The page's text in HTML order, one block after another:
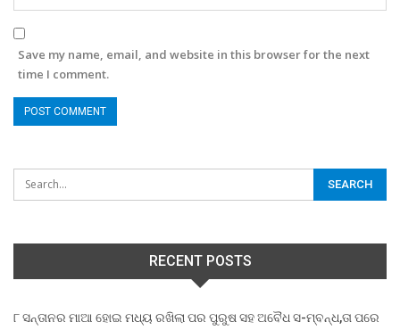
Save my name, email, and website in this browser for the next
time I comment.
RECENT POSTS
୮ ସନ୍ତାନର ମାଆ ହୋଇ ମଧ୍ୟ ରଖିଲା ପର ପୁରୁଷ ସହ ଅବୈଧ ସ-ମ୍ବନ୍ଧ,ତା ପରେ